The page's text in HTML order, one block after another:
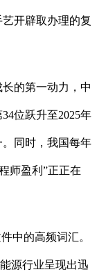
开辟取办理的复
的第一动力，中
位跃升至2025年
同时，我国每年
师盈利”正正在
中的高频词汇。
源行业呈现出迅